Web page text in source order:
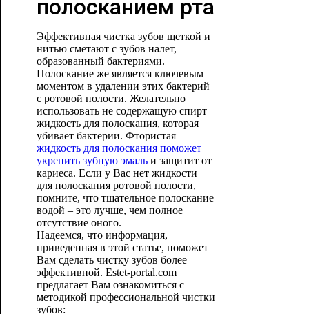
полосканием рта
Эффективная чистка зубов щеткой и
нитью сметают с зубов налет,
образованный бактериями.
Полоскание же является ключевым
моментом в удалении этих бактерий
с ротовой полости. Желательно
использовать не содержащую спирт
жидкость для полоскания, которая
убивает бактерии. Фтористая
жидкость для полоскания поможет
укрепить зубную эмальи защитит от
кариеса. Если у Вас нет жидкости
для полоскания ротовой полости,
помните, что тщательное полоскание
водой – это лучше, чем полное
отсутствие оного.
Надеемся, что информация,
приведенная в этой статье, поможет
Вам сделать чистку зубов более
эффективной. Estet-portal.com
предлагает Вам ознакомиться с
методикой профессиональной чистки
зубов: